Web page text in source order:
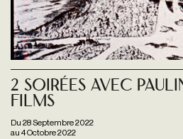
Du 28 Septembre 2022
au 4 Octobre 2022
2 soirées avec
films